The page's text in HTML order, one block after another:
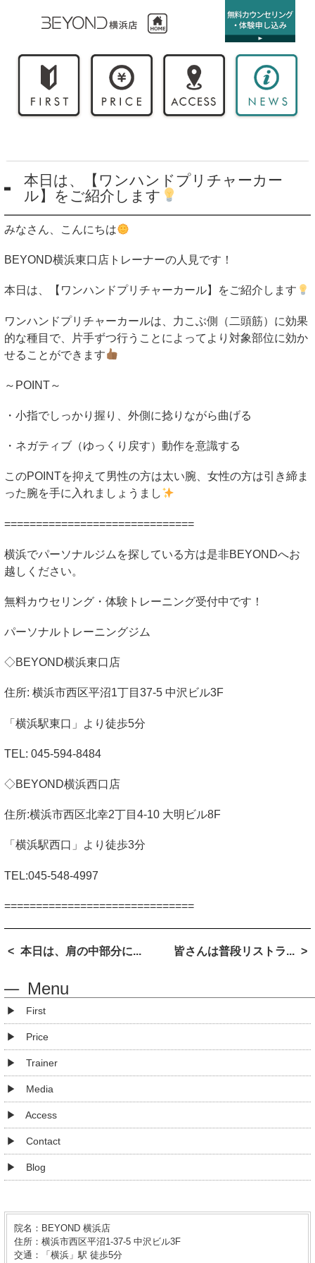
院名：BEYOND 横浜店
住所：横浜市西区平沼1-37-5 中沢ビル3F
交通：「横浜」駅 徒歩5分
本日は、【ワンハンドプリチャーカー
ル】をご紹介します
みなさん、こんにちは
BEYOND横浜東口店トレーナーの人見です！
本日は、【ワンハンドプリチャーカール】をご紹介します
ワンハンドプリチャーカールは、力こぶ側（二頭筋）に効果
的な種目で、片手ずつ行うことによってより対象部位に効か
せることができます
～ POINT～
・小指でしっかり握り、外側に捻りながら曲げる
・ネガティブ（ゆっくり戻す）動作を意識する
このPOINTを抑えて男性の方は太い腕、女性の方は引き締ま
った腕を手に入れましょうまし
==============================
横浜でパーソナルジムを探している方は是非BEYONDへお
越しください。
無料カウセリング・体験トレーニング受付中です！
パーソナルトレーニングジム
◇BEYOND横浜東口店
住所: 横浜市西区平沼1丁目 37-5 中沢ビル3F
「横浜駅東口」より徒歩5分
TEL: 045-594-8484
◇BEYOND横浜西口店
住所:横浜市西区北幸2丁目 4-10 大明ビル8F
「横浜駅西口」より徒歩3分
TEL:045-548-4997
==============================
本日は、肩の中部分に... 皆さんは普段リストラ...
Menu
First
Price
Trainer
Media
Access
Contact
Blog